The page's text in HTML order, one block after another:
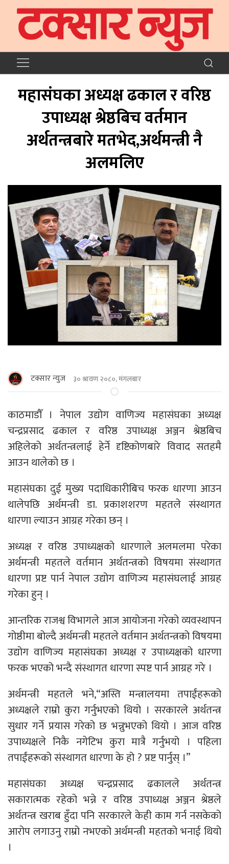
महासंघका अध्यक्ष ढकाल र वरिष्ठ
उपाध्यक्ष श्रेष्ठबिच वर्तमान
अर्थतन्त्रबारे मतभेद,अर्थमन्त्री नै
अलमलिए
टक्सार न्युज ३० श्रावण २०८०, मंगलबार
काठमाडाैँ । नेपाल उद्योग वाणिज्य महासंघका अध्यक्ष
चन्द्रप्रसाद ढकाल र वरिष्ठ उपाध्यक्ष अञ्जन श्रेष्ठबिच
अहिलेको अर्थतन्त्रलाई हेर्ने दृष्टिकोणबारे विवाद सतहमै
आउन थालेकाे छ ।
महासंघका दुई मुख्य पदाधिकारीबिच फरक धारणा आउन
थालेपछि अर्थमन्त्री डा. प्रकाशशरण महतले संस्थागत
धारणा ल्याउन आग्रह गरेका छन् ।
अध्यक्ष र वरिष्ठ उपाध्यक्षको धारणाले अलमलमा परेका
अर्थमन्त्री महतले वर्तमान अर्थतन्त्रको विषयमा संस्थागत
धारणा प्रष्ट पार्न नेपाल उद्योग वाणिज्य महासंघलाई आग्रह
गरेका हुन् ।
आन्तरिक राजश्व विभागले आज आयोजना गरेको व्यवस्थापन
गोष्ठीमा बोल्दै अर्थमन्त्री महतले वर्तमान अर्थतन्त्रको विषयमा
उद्योग वाणिज्य महासंघका अध्यक्ष र उपाध्यक्षको धारणा
फरक भएको भन्दै संस्थागत धारणा स्पष्ट पार्न आग्रह गरे ।
अर्थमन्त्री महतले भने,“अस्ति मन्त्रालयमा तपाईंहरूको
अध्यक्षले राम्रो कुरा गर्नुभएको थियो । सरकारले अर्थतन्त्र
सुधार गर्ने प्रयास गरेको छ भन्नुभएको थियो । आज वरिष्ठ
उपाध्यक्षले निकै नगेटिभ कुरा मात्रै गर्नुभयो । पहिला
तपाईंहरूको संस्थागत धारणा के हो ? प्रष्ट पार्नुस् ।”
महासंघका अध्यक्ष चन्द्रप्रसाद ढकालले अर्थतन्त्र
सकारात्मक रहेको भन्ने र वरिष्ठ उपाध्यक्ष अञ्जन श्रेष्ठले
अर्थतन्त्र खराब हुँदा पनि सरकारले केही काम गर्न नसकेको
आरोप लगाउनु राम्रो नभएको अर्थमन्त्री महतको भनाई थियो
।